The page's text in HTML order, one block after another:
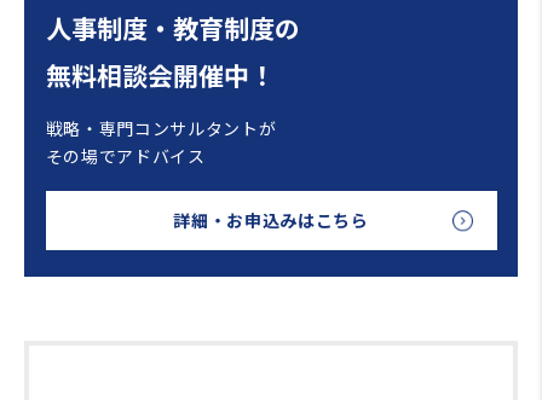
人事制度・教育制度の
無料相談会開催中！
戦略・専門コンサルタントが
その場でアドバイス
詳細・お申込みはこちら